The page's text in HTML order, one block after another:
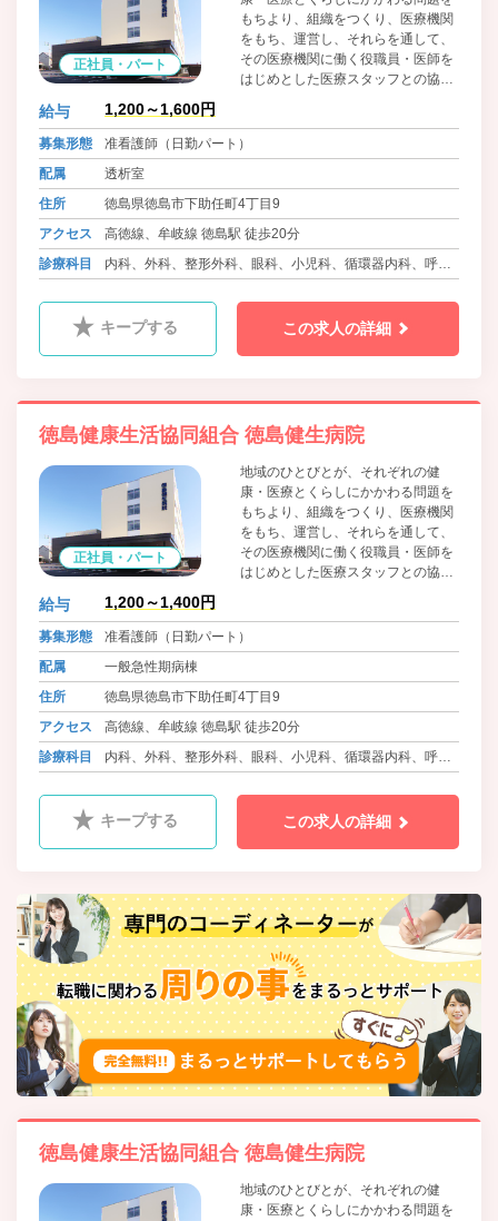
正社員・パート
もちより、組織をつくり、医療機関
をもち、運営し、それらを通して、
その医療機関に働く役職員・医師を
はじめとした医療スタッフとの協同
組織です。組合員・患者の医療への
参加と協同を大切に考えています。
給与 1,200～1,600円
募集形態
准看護師（日勤パート）
配属
透析室
住所
徳島県徳島市下助任町4丁目9
アクセス
高徳線、牟岐線 徳島駅 徒歩20分
診療科目
内科、外科、整形外科、眼科、小児科、循環器内科、呼吸
肛門科、麻酔科、リウマチ科、ﾘﾊﾋﾞﾘﾃｰｼｮﾝ科、放射線科、
キープする この求人の詳細
徳島健康生活協同組合 徳島健生病院
正社員・パート
地域のひとびとが、それぞれの健
康・医療とくらしにかかわる問題を
もちより、組織をつくり、医療機関
をもち、運営し、それらを通して、
その医療機関に働く役職員・医師を
はじめとした医療スタッフとの協同
組織です。組合員・患者の医療への
参加と協同を大切に考えています。
給与 1,200～1,400円
募集形態
准看護師（日勤パート）
配属
一般急性期病棟
住所
徳島県徳島市下助任町4丁目9
アクセス
高徳線、牟岐線 徳島駅 徒歩20分
診療科目
内科、外科、整形外科、眼科、小児科、循環器内科、呼吸
肛門科、麻酔科、リウマチ科、ﾘﾊﾋﾞﾘﾃｰｼｮﾝ科、放射線科、
キープする この求人の詳細
徳島健康生活協同組合 徳島健生病院
地域のひとびとが、それぞれの健
康・医療とくらしにかかわる問題を